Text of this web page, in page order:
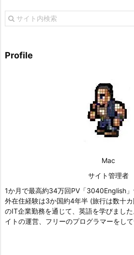
Profile
Mac
サイト管理者
1か月で最高約34万回PV「3040English
外在住経験は3か国約4年半 (旅行は数十
のIT企業勤務を通じて、英語を学びまし
イトの運営、フリーのプログラマーをして